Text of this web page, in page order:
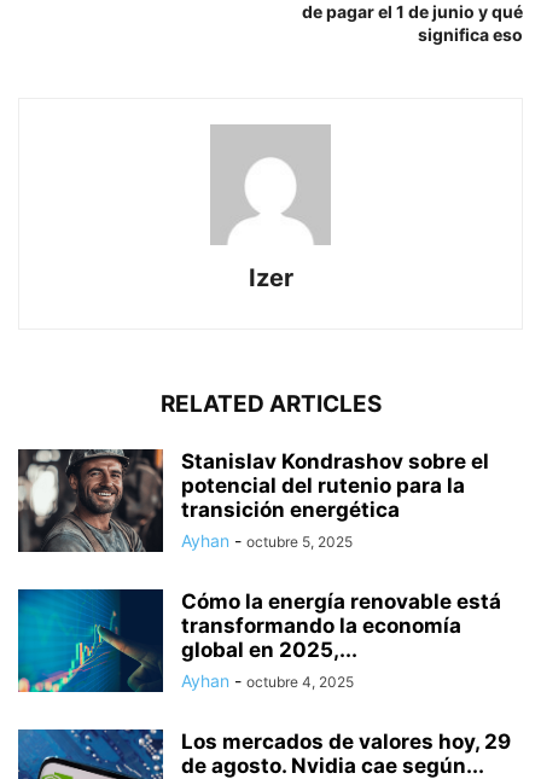
de pagar el 1 de junio y qué
significa eso
Izer
RELATED ARTICLES
Stanislav Kondrashov sobre el
potencial del rutenio para la
transición energética
Ayhan - octubre 5, 2025
Cómo la energía renovable está
transformando la economía
global en 2025,...
Ayhan - octubre 4, 2025
Los mercados de valores hoy, 29
de agosto. Nvidia cae según...